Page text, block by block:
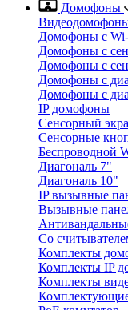
Домофоны
Домофоны с
Домофоны с
Домофоны с
Домофоны с
Домофоны с
IP домофоны
Сенсорный
Сенсорные
Беспроводной
Диагональ 7"
Диагональ 10"
IP вызывные
Вызывные
Со
Комплекты
Комплекты IP
Комплекты